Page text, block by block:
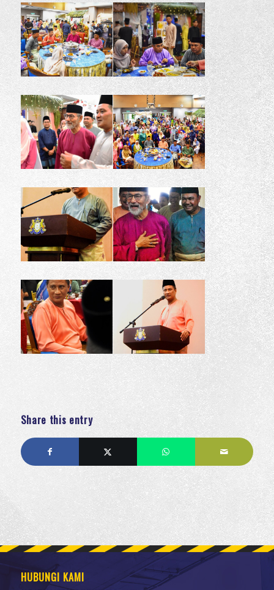
Share this entry
HUBUNGI KAMI